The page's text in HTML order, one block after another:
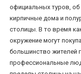
официальных туров, об
кирпичные дома и
столицы. В то время
окружение могут
большинство жителей
профессиональные